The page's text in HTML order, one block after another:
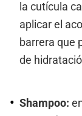
la cutícula
aplicar el
barrera que
de
Shampoo: